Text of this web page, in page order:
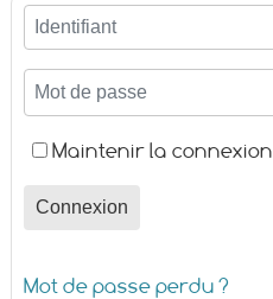
Identifiant
Mot de passe
Maintenir la connexion
Connexion
Mot de passe perdu ?